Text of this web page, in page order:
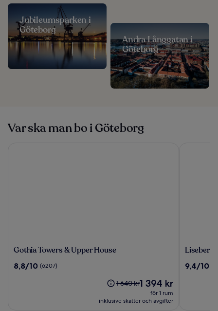
Jubileumsparken i
Göteborg
Andra Långgatan i
Göteborg
Var ska man bo i Göteborg
Gothia
&
Gothia Towers & Upper House
8.8
8,8/10 (6207)
Priset
1 640 kr,
1 640 krPriset
1 394 kr
1 394 kr
för 1 rum
inklusive skatter och avgifter
Liseberg
Curiosa
Liseberg
9.4
9,4/10